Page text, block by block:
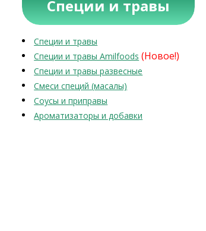
Специи и травы
Специи и травы
Специи и травы Amilfoods (Новое!)
Специи и травы развесные
Смеси специй (масалы)
Соусы и приправы
Ароматизаторы и добавки